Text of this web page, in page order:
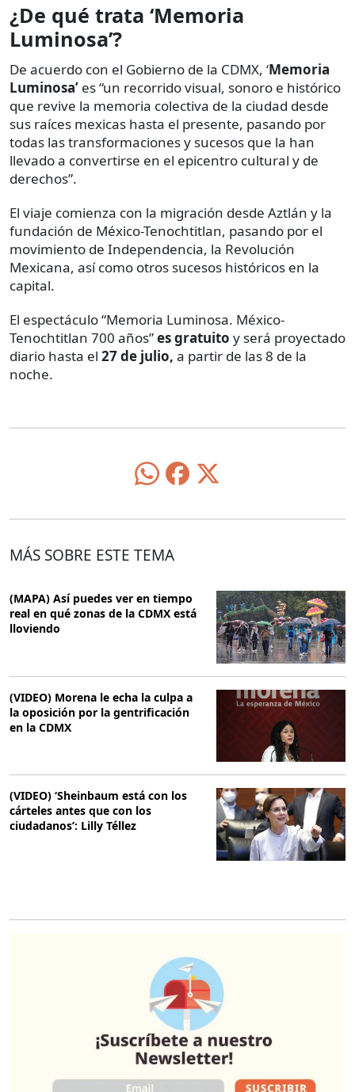
¿De qué trata ‘Memoria
Luminosa’?
De acuerdo con el Gobierno de la CDMX, ‘Memoria
Luminosa’ es “un recorrido visual, sonoro e histórico
que revive la memoria colectiva de la ciudad desde
sus raíces mexicas hasta el presente, pasando por
todas las transformaciones y sucesos que la han
llevado a convertirse en el epicentro cultural y de
derechos”.
El viaje comienza con la migración desde Aztlán y la
fundación de México-Tenochtitlan, pasando por el
movimiento de Independencia, la Revolución
Mexicana, así como otros sucesos históricos en la
capital.
El espectáculo “Memoria Luminosa. México-
Tenochtitlan 700 años”es gratuito y será proyectado
diario hasta el 27 de julio, a partir de las 8 de la
noche.
MÁS SOBRE ESTE TEMA
(MAPA) Así puedes ver en tiempo
real en qué zonas de la CDMX está
lloviendo
(VIDEO) Morena le echa la culpa a
la oposición por la gentrificación
en la CDMX
(VIDEO) ‘Sheinbaum está con los
cárteles antes que con los
ciudadanos’: Lilly Téllez